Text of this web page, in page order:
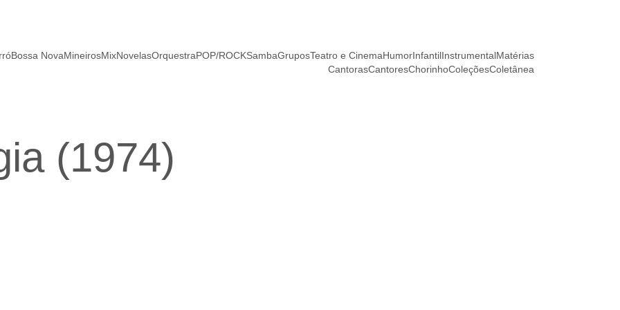
Bossa NovaMineirosMixNovelasOrquestraPOP/ROCKSambaGruposTeatro e CinemaHumorInfantilInstrumentalMatérias
CantorasCantoresChorinhoColeçõesColetânea
(1974)